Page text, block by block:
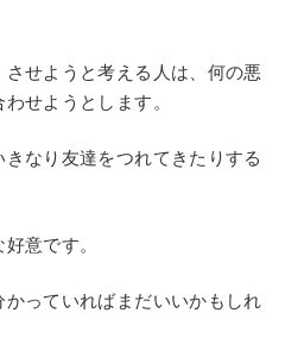
せようと考える人は、何の悪
せようとします。
なり友達をつれてきたりする
意です。
っていればまだいいかもしれ